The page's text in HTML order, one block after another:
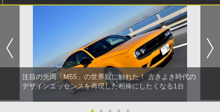
注目の光岡「M55」の世界観に触れた！ 古きよき時代の
デザインエッセンスを再現した相棒にしたくなる1台
● ● ● ● ●